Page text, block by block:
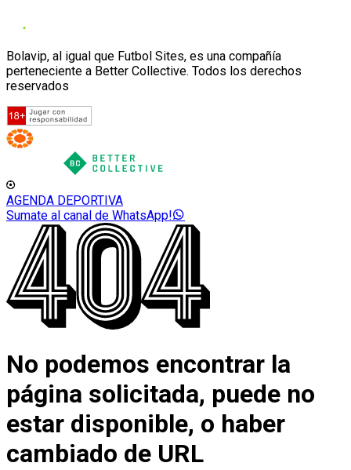
Bolavip, al igual que Futbol Sites, es una compañía
perteneciente a Better Collective. Todos los derechos
reservados
AGENDA DEPORTIVA
Sumate al canal de WhatsApp!
No podemos encontrar la
página solicitada, puede no
estar disponible, o haber
cambiado de URL